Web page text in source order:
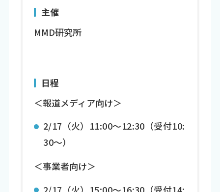
主催
MMD研究所
日程
＜報道メディア向け＞
2/17（火）11:00～12:30（受付10:
30～）
＜事業者向け＞